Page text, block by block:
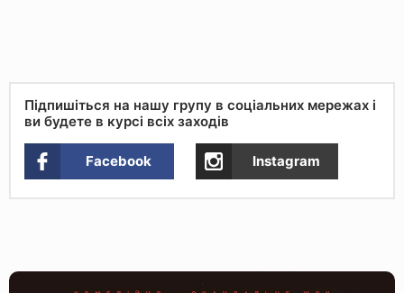
Підпишіться на нашу групу в соціальних мережах і
ви будете в курсі всіх заходів
Facebook Instagram